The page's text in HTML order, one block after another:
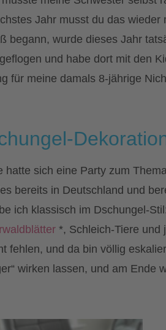
Jahr musst du das wieder
begann, wurde dieses Jahr
und habe dort mit den
für meine damals 8-jährige
hatte sich eine Party zum
bereits in Deutschland und
ich klassisch im Dschungel-
*, Schleich-Tiere und
fehlen, und da bin völlig
wirken lassen, und am Ende